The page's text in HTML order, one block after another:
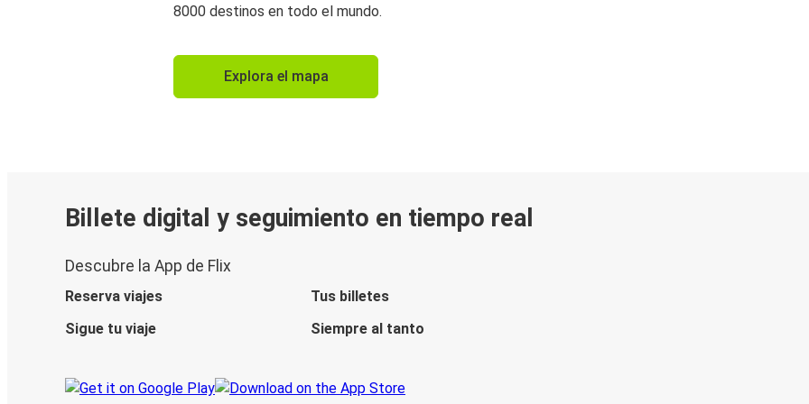
8000 destinos en todo el mundo.
Explora el mapa
Billete digital y seguimiento en tiempo real
Descubre la App de Flix
Reserva viajes
Tus billetes
Sigue tu viaje
Siempre al tanto